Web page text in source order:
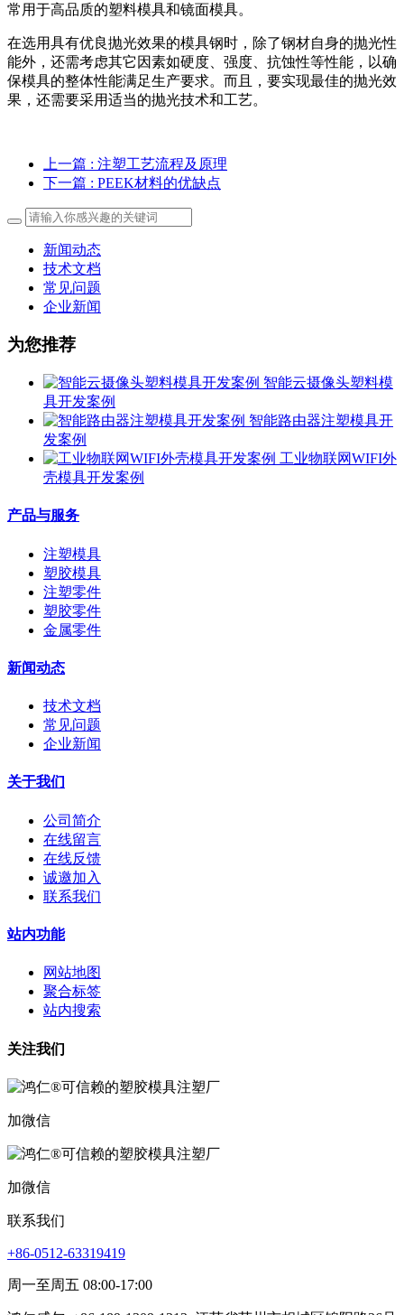
常用于高品质的塑料模具和镜面模具。
在选用具有优良抛光效果的模具钢时，除了钢材自身的抛光性
能外，还需考虑其它因素如硬度、强度、抗蚀性等性能，以确
保模具的整体性能满足生产要求。而且，要实现最佳的抛光效
果，还需要采用适当的抛光技术和工艺。
上一篇 : 注塑工艺流程及原理
下一篇 : PEEK材料的优缺点
新闻动态
技术文档
常见问题
企业新闻
为您推荐
智能云摄像头塑料模
具开发案例
智能路由器注塑模具开
发案例
工业物联网WIFI外
壳模具开发案例
产品与服务
注塑模具
塑胶模具
注塑零件
塑胶零件
金属零件
新闻动态
技术文档
常见问题
企业新闻
关于我们
公司简介
在线留言
在线反馈
诚邀加入
联系我们
站内功能
网站地图
聚合标签
站内搜索
关注我们
加微信
加微信
联系我们
+86-0512-63319419
周一至周五 08:00-17:00